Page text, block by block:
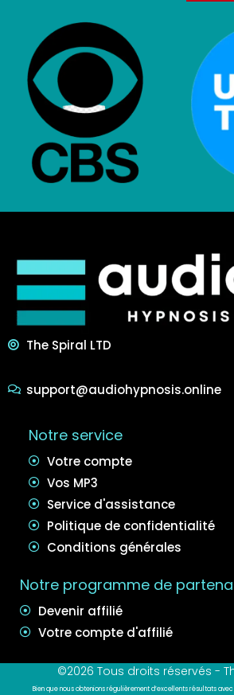
The Spiral LTD
support@audiohypnosis.online
Notre service
Votre compte
Vos MP3
Service d'assistance
Politique de confidentialité
Conditions générales
Notre programme de
Devenir affilié
Votre compte d'affilié
©2026 Tous droits réservés -
Bien que nous obtenions régulièrement d’excellents résultats